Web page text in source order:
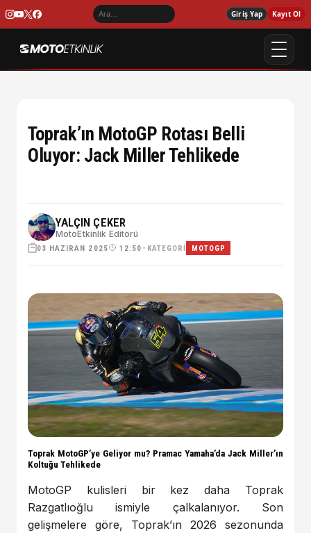
Giriş Yap Kayıt Ol
Toprak’ın MotoGP Rotası Belli
Oluyor: Jack Miller Tehlikede
YALÇIN ÇEKER
MotoEtkinlik Editörü
03 HAZIRAN 2025 12:50 • KATEGORI MOTOGP
Toprak MotoGP’ye Geliyor mu? Pramac Yamaha’da Jack Miller’ın
Koltuğu Tehlikede
MotoGP kulisleri bir kez daha Toprak
Razgatlıoğlu ismiyle çalkalanıyor. Son
gelişmelere göre, Toprak’ın 2026 sezonunda